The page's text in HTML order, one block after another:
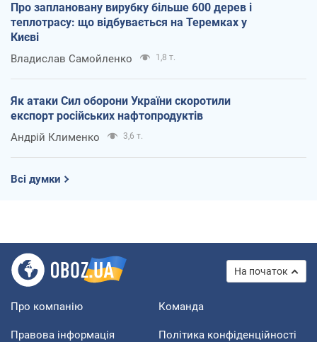
Про заплановану вирубку більше 600 дерев і
теплотрасу: що відбувається на Теремках у
Києві
Владислав Самойленко 1,8 т.
Як атаки Сил оборони України скоротили
експорт російських нафтопродуктів
Андрій Клименко 3,6 т.
Всі думки
На початок
Про компанію Команда
Правова інформація Політика конфіденційності